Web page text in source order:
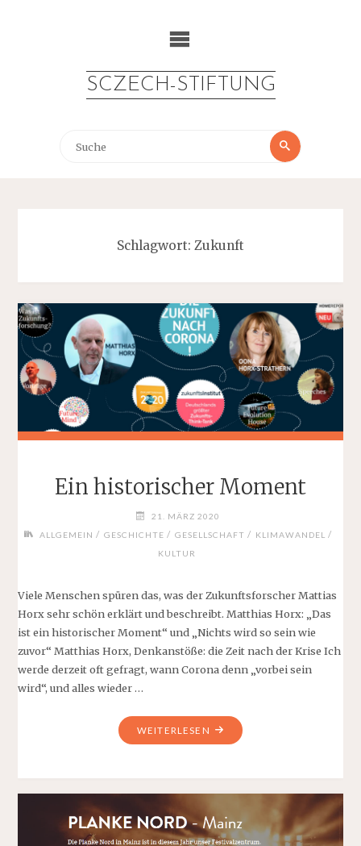
SCZECH-STIFTUNG
Suche
Suche
Schlagwort: Zukunft
Ein historischer Moment
21. MÄRZ 2020
ALLGEMEIN / GESCHICHTE / GESELLSCHAFT / KLIMAWANDEL /
KULTUR
Viele Menschen spüren das, was der Zukunftsforscher Mattias
Horx sehr schön erklärt und beschreibt. Matthias Horx: „Das
ist ein historischer Moment“ und „Nichts wird so sein wie
zuvor“ Matthias Horx, Denkanstöße: die Zeit nach der Krise Ich
werde derzeit oft gefragt, wann Corona denn „vorbei sein
wird“, und alles wieder …
WEITERLESEN "EIN
HISTORISCHER